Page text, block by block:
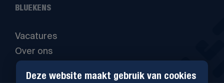
Deze website maakt gebruik van cookies
BLUEKENS
Vacatures
Over ons